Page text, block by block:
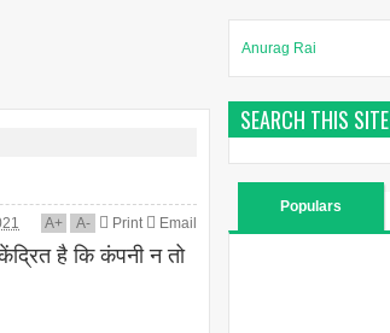
A+ A- Print Email
है कि कंपनी न तो
Anurag Rai
SEARCH THIS SITE
Populars